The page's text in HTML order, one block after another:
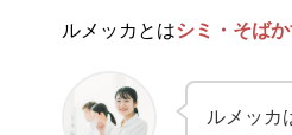
ルメッカとはシミ・そば
ルメッカ